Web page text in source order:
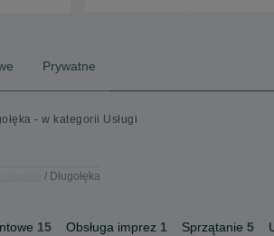
Prywatne
- w kategorii Usługi
Długołęka
15 Obsługa imprez 1 Sprzątanie 5